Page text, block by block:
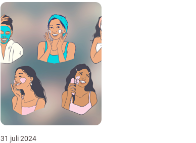
31 juli 2024